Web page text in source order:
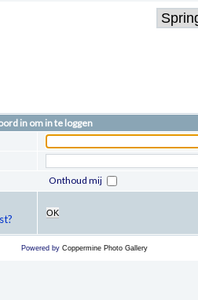
in om in te loggen
Onthoud mij
OK
Powered by Coppermine Photo Gallery